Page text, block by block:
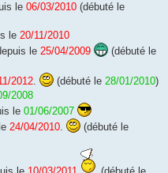
le 06/03/2010 (débuté le
le 20/11/2010
le 25/04/2009
(débuté le
2012. (débuté le 28/01/2010)
2008
le 01/06/2007
24/04/2010.
(débuté le